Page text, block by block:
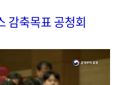
감축목표 공청회